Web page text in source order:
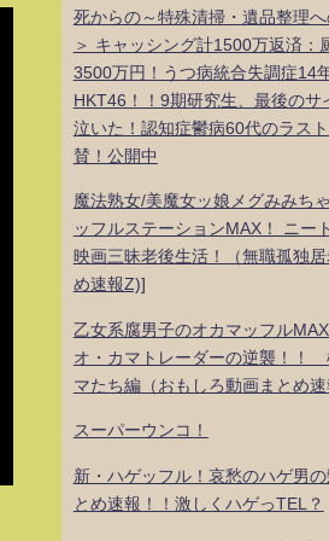
死からの～特殊清掃・遺品整理
＞ キャッシング計1500万返済：
3500万円！うつ病統合失調症14
HKT46！！9期研究生、最後のサ
泣いた！認知症鬱病60代のラス
賛！公開中
魔法熟女/美魔女ッ娘メグみみち
ッフルステーションMAX！ ニー
映画三昧老後生活！（無職孤独居
め速報Z)]
乙女系腐男子のオカマッフル
オ・カマトレーダーの逆襲！！
マたち編（おもしろ動画まとめ速
スーパーウンコ！
新・ハゲッフル！哀愁のハゲ男の
とめ速報！！激しくハゲっTEL？